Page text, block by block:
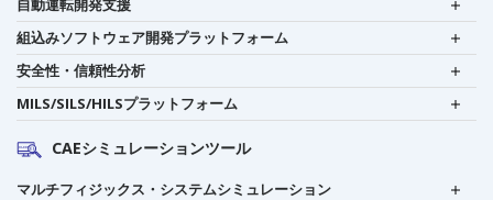
自動運転開発支援
組込みソフトウェア開発プラットフォーム
安全性・信頼性分析
MILS/SILS/HILSプラットフォーム
CAEシミュレーションツール
マルチフィジックス・システムシミュレーション